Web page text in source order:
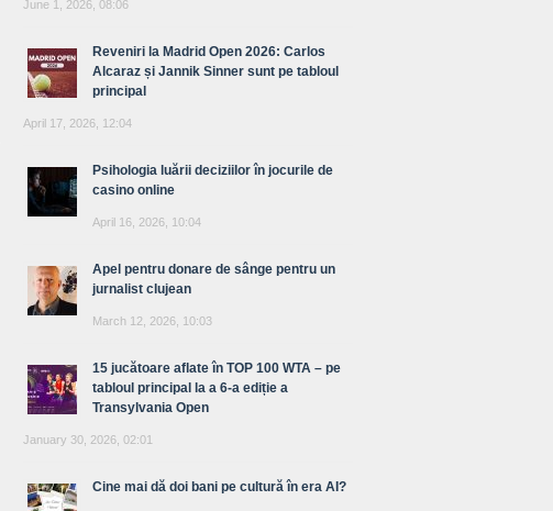
June 1, 2026, 08:06
Reveniri la Madrid Open 2026: Carlos
Alcaraz și Jannik Sinner sunt pe tabloul
principal
April 17, 2026, 12:04
Psihologia luării deciziilor în jocurile de
casino online
April 16, 2026, 10:04
Apel pentru donare de sânge pentru un
jurnalist clujean
March 12, 2026, 10:03
15 jucătoare aflate în TOP 100 WTA – pe
tabloul principal la a 6-a ediție a
Transylvania Open
January 30, 2026, 02:01
Cine mai dă doi bani pe cultură în era AI?